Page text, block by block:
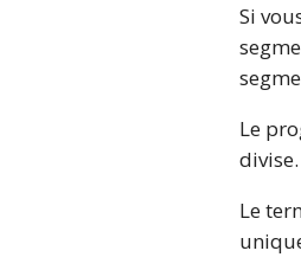
Si
Le
divise.
Le